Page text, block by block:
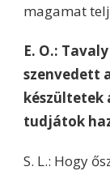
magamat
E. O.:
szenvedett
készültetek
tudjátok
S. L.: Hogy